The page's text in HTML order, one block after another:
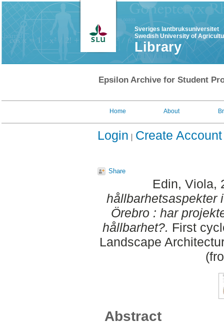
Sveriges lantbruksuniversitet
Swedish University of
Library
Epsilon Archive for Student
Home About
Login Create Account
Share
Edin, Viola,
hållbarhetsaspekter
Örebro : har
hållbarhet?. First
Landscape
Abstract